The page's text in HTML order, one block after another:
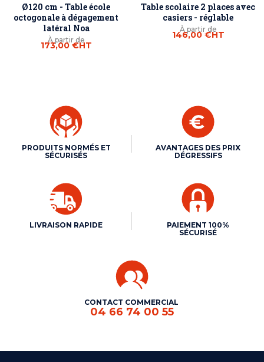
Ø120 cm - Table école
octogonale à dégagement
latéral Noa
À partir de
173,00 €HT
Table scolaire 2 places avec
casiers - réglable
À partir de
146,00 €HT
PRODUITS NORMÉS ET
SÉCURISÉS
AVANTAGES DES PRIX
DÉGRESSIFS
LIVRAISON RAPIDE
PAIEMENT 100%
SÉCURISÉ
CONTACT COMMERCIAL
04 66 74 00 55